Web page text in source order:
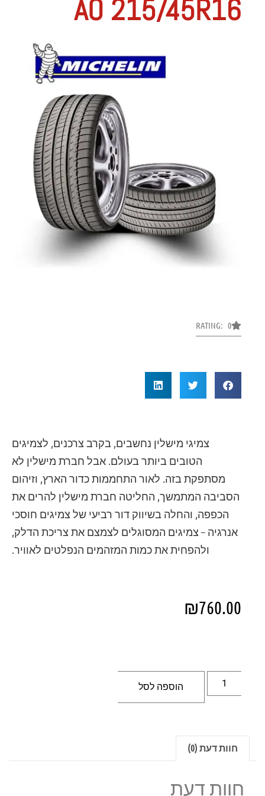
AO 215/45R16
RATING: 0
צמיגי מישלין נחשבים, בקרב צרכנים, לצמיגים
הטובים ביותר בעולם. אבל חברת מישלין לא
מסתפקת בזה. לאור התחממות כדור הארץ, וזיהום
הסביבה המתמשך, החליטה חברת מישלין להרים את
הכפפה, והחלה בשיווק דור רביעי של צמיגים חוסכי
אנרגיה – צמיגים המסוגלים לצמצם את צריכת הדלק,
ולהפחית את כמות המזהמים הנפלטים לאוויר.
₪760.00
הוספה לסל
חוות דעת (0)
חוות דעת